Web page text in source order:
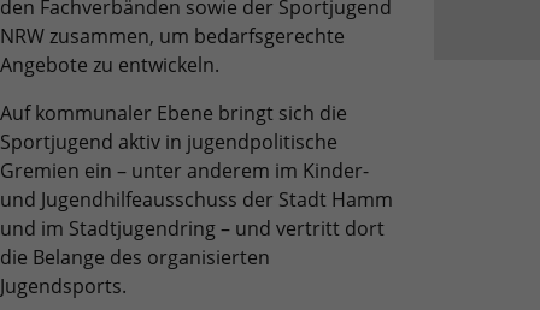
den Fachverbänden sowie der Sportjugend
NRW zusammen, um bedarfsgerechte
Angebote zu entwickeln.
Auf kommunaler Ebene bringt sich die
Sportjugend aktiv in jugendpolitische
Gremien ein – unter anderem im Kinder-
und Jugendhilfeausschuss der Stadt Hamm
und im Stadtjugendring – und vertritt dort
die Belange des organisierten
Jugendsports.
Anbieter Google Analytics
Laufzeit
Zweck
Dieses Cookie wird von Google Analytics
installiert. Das Cookie wird verwendet, um
Informationen darüber zu speichern, wie
Besucher eine Website nutzen, und hilft bei
der Erstellung eines Analyseberichts darüber,
wie es der Website geht. Die erhobenen
sollen (z. B. 10 oder 20) und ob der Google
SafeSearch-Filter aktiviert sein soll.